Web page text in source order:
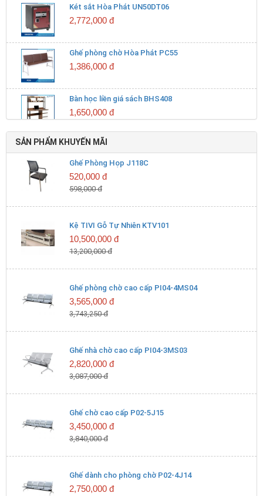
Ghế phòng chờ Hòa Phát PC55
1,386,000 đ
Bàn học liền giá sách BHS408
1,650,000 đ
Bàn học sinh liền giá BHS407
1,375,000 đ
Tủ gỗ lãnh đạo Hòa Phát LUXT2420S10
Két sắt Hòa Phát UN76DT06
4,774,000 đ
4,070,000 đ
3,597,000 đ
Két sắt Hòa Phát UN56DT06
3,311,000 đ
Két sắt Hòa Phát UN36DT06
2,453,000 đ
Két sắt Hòa Phát UN50DT06
2,772,000 đ
SẢN PHẨM KHUYẾN MÃI
Ghế Phòng Họp J118C
520,000 đ
598,000 đ
Kệ TIVI Gỗ Tự Nhiên KTV101
10,500,000 đ
13,200,000 đ
Ghế phòng chờ cao cấp PI04-4MS04
3,565,000 đ
3,743,250 đ
Ghế nhà chờ cao cấp PI04-3MS03
2,820,000 đ
3,087,000 đ
Ghế chờ cao cấp P02-5J15
3,450,000 đ
3,840,000 đ
Ghế dành cho phòng chờ P02-4J14
2,750,000 đ